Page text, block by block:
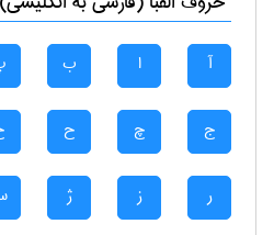
آ ا ب
ج چ ح
ر ز ژ